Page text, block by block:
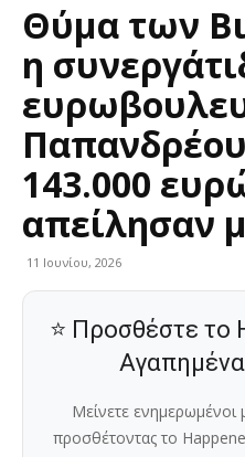
Θύμα των
η
143.000
απείλησαν
11 Ιουνίου, 2026
⭐ Προσθέστε το
Μείνετε ενημερωμένοι
προσθέτοντας το